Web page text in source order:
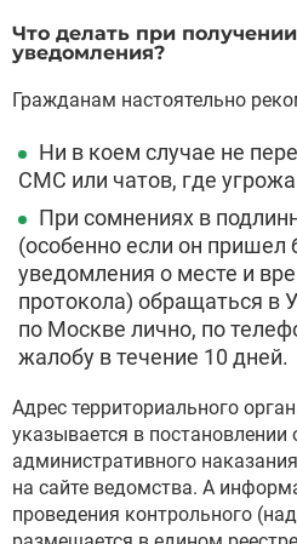
Что делать при
уведомления?
Гражданам настоятельно
Ни в коем случае не
СМС или чатов, где
При сомнениях в
(особенно если он пришел
уведомления о месте и
протокола) обращаться в
по Москве лично, по
жалобу в течение 10 дней.
Адрес территориального
указывается в постановлении
административного
на сайте ведомства. А
проведения контрольного